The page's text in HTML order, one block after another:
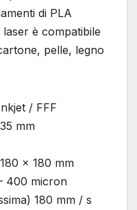
di PLA
è compatibile
pelle, legno
/ FFF
mm
x 180 mm
400 micron
180 mm / s